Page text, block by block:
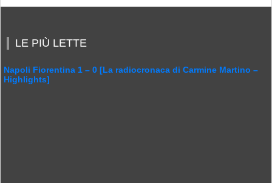
LE PIÙ LETTE
Napoli Fiorentina 1 – 0 [La radiocronaca di Carmine Martino –
Highlights]